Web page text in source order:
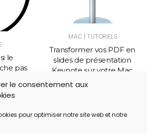
le consentement aux
pour optimiser notre site web et notre
le
pas
MAC | TUTORIELS
Transformer vos PDF en
slides de présentation
Keynote sur votre Mac